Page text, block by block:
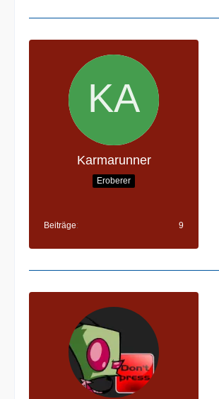
Karmarunner
Eroberer
Beiträge 9